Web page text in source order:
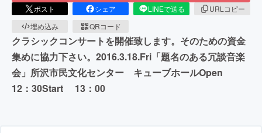
ポスト シェア LINEで送る
URLコピー
埋め込み
QRコード
クラシックコンサートを開催致します。そのための資金
集めに協力下さい。2016.3.18.Fri「題名のある冗談音楽
会」所沢市民文化センター キューブホールOpen
12：30Start 13：00